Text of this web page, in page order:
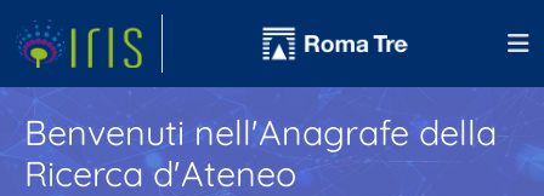
Benvenuti nell'Anagrafe della
Ricerca d'Ateneo